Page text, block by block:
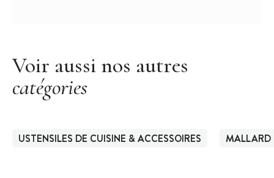
Voir aussi nos autres
catégories
USTENSILES DE CUISINE & ACCESSOIRES MALLARD